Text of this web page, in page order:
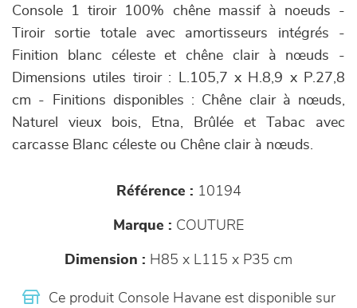
Console 1 tiroir 100% chêne massif à noeuds -
Tiroir sortie totale avec amortisseurs intégrés -
Finition blanc céleste et chêne clair à nœuds -
Dimensions utiles tiroir : L.105,7 x H.8,9 x P.27,8
cm - Finitions disponibles : Chêne clair à nœuds,
Naturel vieux bois, Etna, Brûlée et Tabac avec
carcasse Blanc céleste ou Chêne clair à nœuds.
Référence : 10194
Marque : COUTURE
Dimension : H85 x L115 x P35 cm
Ce produit Console Havane est disponible sur